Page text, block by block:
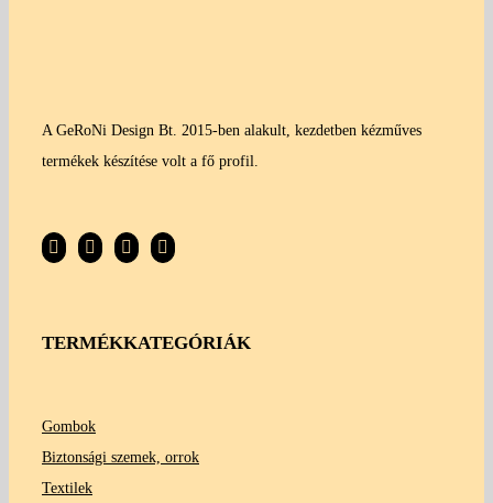
A GeRoNi Design Bt. 2015-ben alakult, kezdetben kézműves
termékek készítése volt a fő profil.
TERMÉKKATEGÓRIÁK
Gombok
Biztonsági szemek, orrok
Textilek